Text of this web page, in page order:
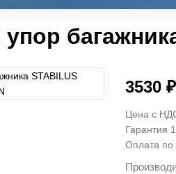
3530 ₽
Цена с
Гарантия
Оплата по